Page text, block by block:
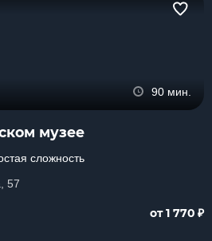
90 мин.
музее
сложность
57
от 1 770 ₽